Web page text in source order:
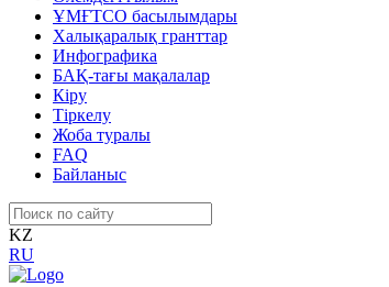
ҰМҒТСО басылымдары
Халықаралық гранттар
Инфографика
БАҚ-тағы мақалалар
Кіру
Тіркелу
Жоба туралы
FAQ
Байланыс
KZ
RU